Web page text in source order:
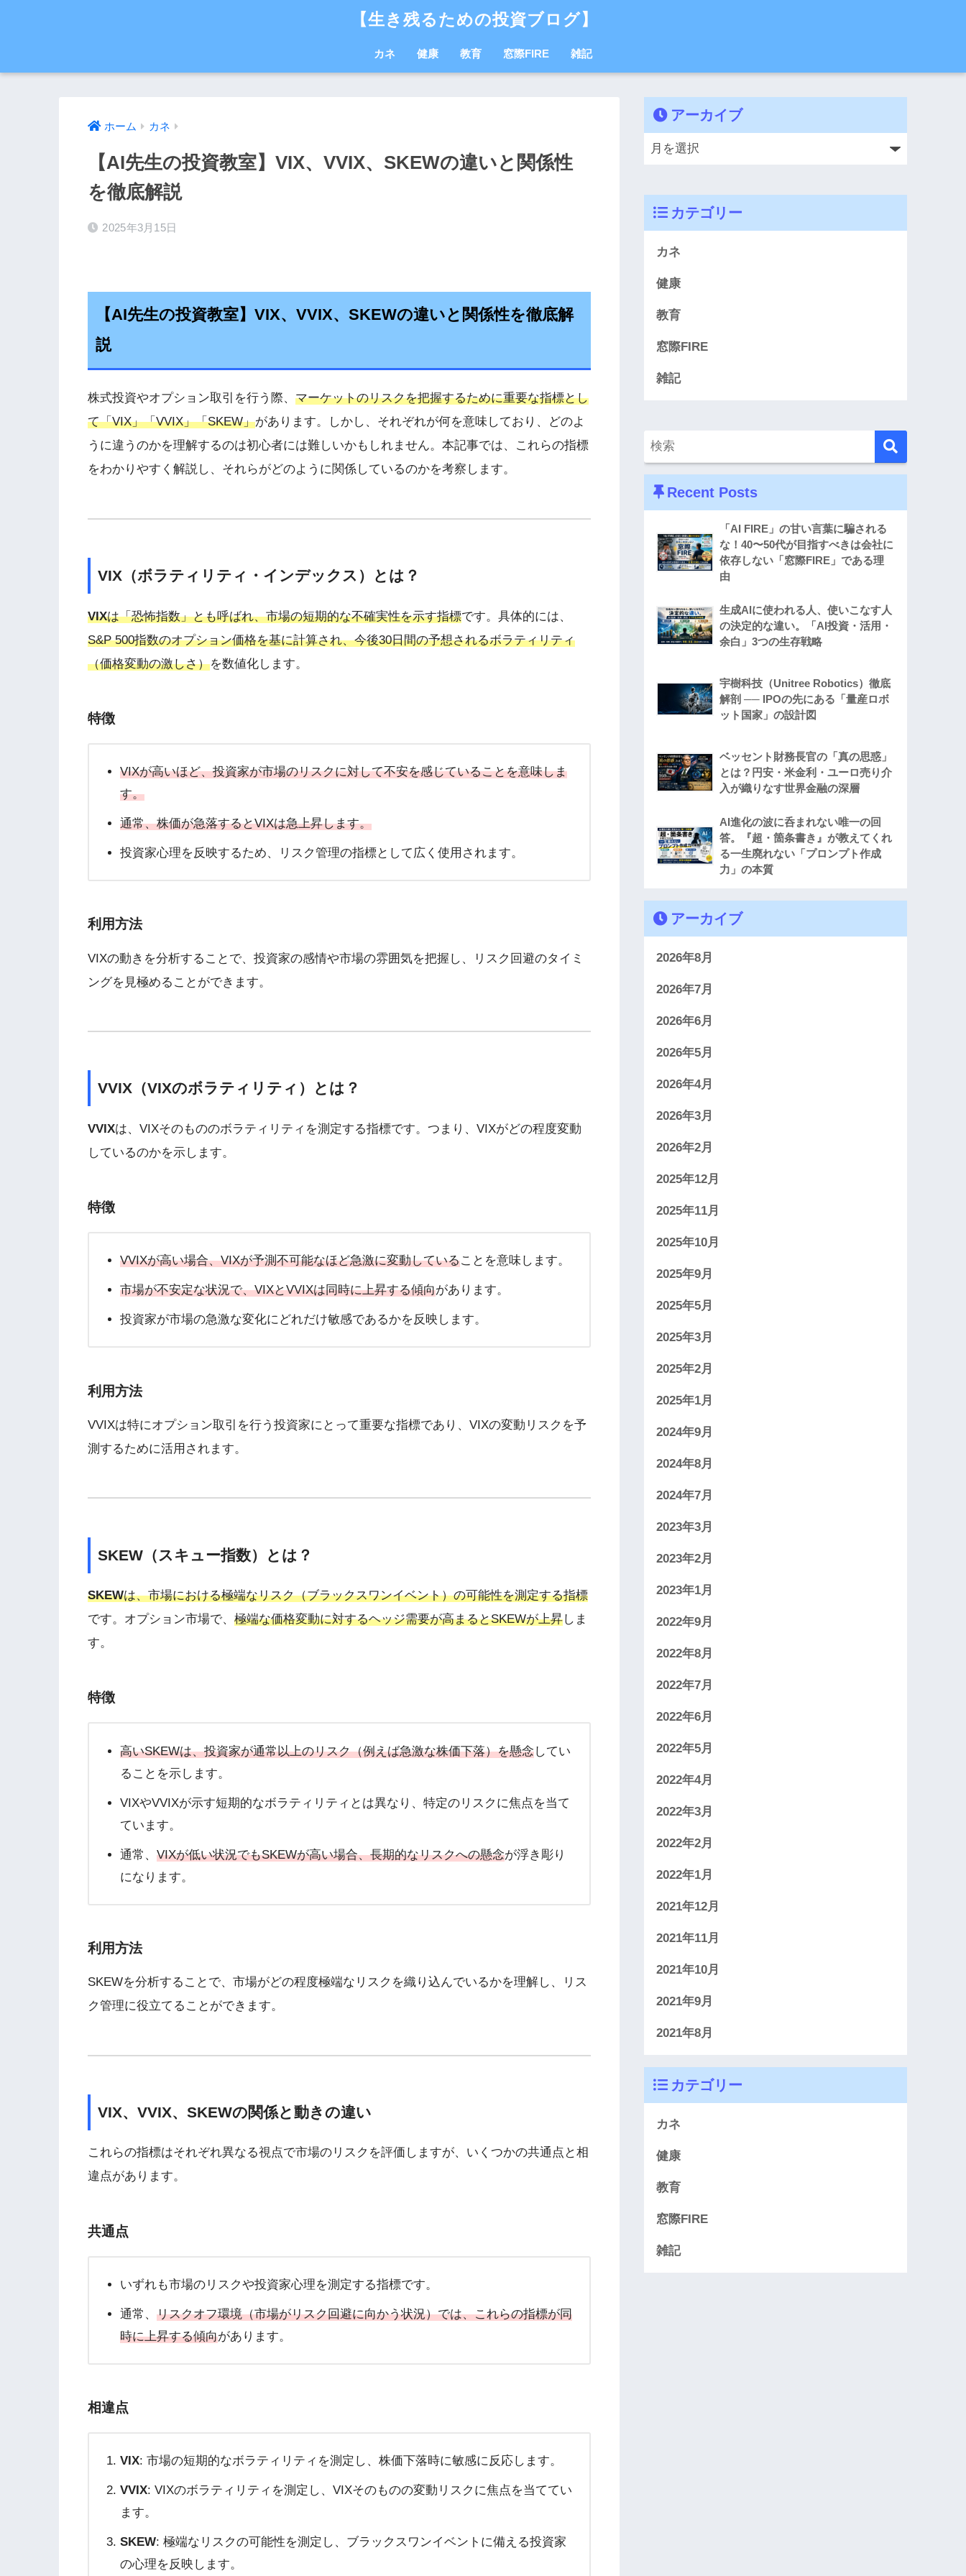
【生き残るための投資ブログ】
カネ 健康 教育 窓際FIRE 雑記
ホーム カネ
【AI先生の投資教室】VIX、VVIX、SKEWの違いと関係性
を徹底解説
2025年3月15日
【AI先生の投資教室】VIX、VVIX、SKEWの違いと関係性を徹底解
説
株式投資やオプション取引を行う際、 マーケットのリスクを把握するために重要な指標とし
て「VIX」「VVIX」「SKEW」があります。しかし、それぞれが何を意味しており、どのよ
うに違うのかを理解するのは初心者には難しいかもしれません。本記事では、これらの指標
をわかりやすく解説し、それらがどのように関係しているのかを考察します。
VIX（ボラティリティ・インデックス）とは？
VIXは「恐怖指数」とも呼ばれ、市場の短期的な不確実性を示す指標です。具体的には、
S&P 500指数のオプション価格を基に計算され、今後30日間の予想されるボラティリティ
（価格変動の激しさ）を数値化します。
特徴
VIXが高いほど、投資家が市場のリスクに対して不安を感じていることを意味しま
す。
通常、株価が急落するとVIXは急上昇します。
投資家心理を反映するため、リスク管理の指標として広く使用されます。
利用方法
VIXの動きを分析することで、投資家の感情や市場の雰囲気を把握し、リスク回避のタイミ
ングを見極めることができます。
VVIX（VIXのボラティリティ）とは？
VVIXは、VIXそのもののボラティリティを測定する指標です。つまり、VIXがどの程度変動
しているのかを示します。
特徴
VVIXが高い場合、VIXが予測不可能なほど急激に変動していることを意味します。
市場が不安定な状況で、VIXとVVIXは同時に上昇する傾向があります。
投資家が市場の急激な変化にどれだけ敏感であるかを反映します。
利用方法
VVIXは特にオプション取引を行う投資家にとって重要な指標であり、VIXの変動リスクを予
測するために活用されます。
SKEW（スキュー指数）とは？
SKEWは、市場における極端なリスク（ブラックスワンイベント）の可能性を測定する指標
です。オプション市場で、 極端な価格変動に対するヘッジ需要が高まるとSKEWが上昇しま
す。
特徴
高いSKEWは、投資家が通常以上のリスク（例えば急激な株価下落）を懸念してい
ることを示します。
VIXやVVIXが示す短期的なボラティリティとは異なり、特定のリスクに焦点を当て
ています。
通常、 VIXが低い状況でもSKEWが高い場合、長期的なリスクへの懸念が浮き彫り
になります。
利用方法
SKEWを分析することで、市場がどの程度極端なリスクを織り込んでいるかを理解し、リス
ク管理に役立てることができます。
VIX、VVIX、SKEWの関係と動きの違い
これらの指標はそれぞれ異なる視点で市場のリスクを評価しますが、いくつかの共通点と相
違点があります。
共通点
いずれも市場のリスクや投資家心理を測定する指標です。
通常、 リスクオフ環境（市場がリスク回避に向かう状況）では、これらの指標が同
時に上昇する傾向があります。
相違点
VIX: 市場の短期的なボラティリティを測定し、株価下落時に敏感に反応します。
VVIX: VIXのボラティリティを測定し、VIXそのものの変動リスクに焦点を当ててい
ます。
SKEW: 極端なリスクの可能性を測定し、ブラックスワンイベントに備える投資家
の心理を反映します。
アーカイブ
カテゴリー
カネ
健康
教育
窓際FIRE
雑記
Recent Posts
「AI FIRE」の甘い言葉に騙される
な！40〜50代が目指すべきは会社に
依存しない「窓際FIRE」である理
由
生成AIに使われる人、使いこなす人
の決定的な違い。「AI投資・活用・
余白」3つの生存戦略
宇樹科技（Unitree Robotics）徹底
解剖 ── IPOの先にある「量産ロボ
ット国家」の設計図
ベッセント財務長官の「真の思惑」
とは？円安・米金利・ユーロ売り介
入が織りなす世界金融の深層
AI進化の波に呑まれない唯一の回
答。『超・箇条書き』が教えてくれ
る一生廃れない「プロンプト作成
力」の本質
アーカイブ
2026年8月
2026年7月
2026年6月
2026年5月
2026年4月
2026年3月
2026年2月
2025年12月
2025年11月
2025年10月
2025年9月
2025年5月
2025年3月
2025年2月
2025年1月
2024年9月
2024年8月
2024年7月
2023年3月
2023年2月
2023年1月
2022年9月
2022年8月
2022年7月
2022年6月
2022年5月
2022年4月
2022年3月
2022年2月
2022年1月
2021年12月
2021年11月
2021年10月
2021年9月
2021年8月
カテゴリー
カネ
健康
教育
窓際FIRE
雑記